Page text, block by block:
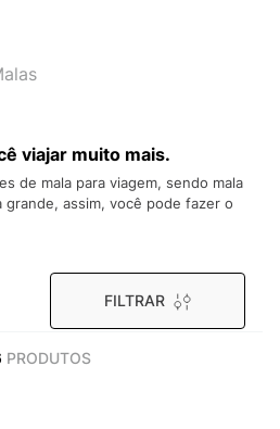
viajar muito mais.
de mala para viagem, sendo mala
grande, assim, você pode fazer o
FILTRAR
PRODUTOS